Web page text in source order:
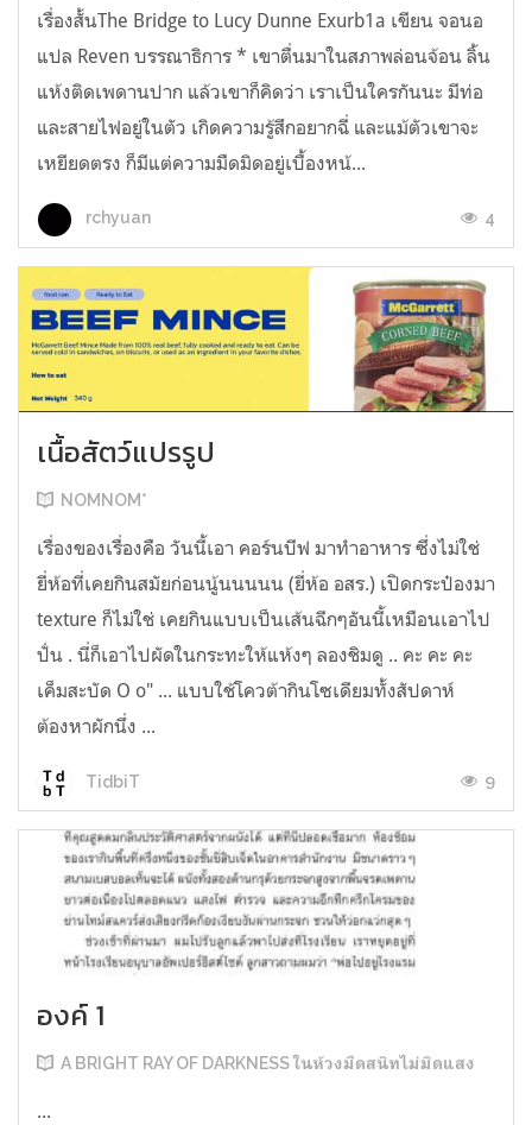
เรื่องสั้นThe Bridge to Lucy Dunne Exurb1a เขียน จอนอ
แปล Reven บรรณาธิการ * เขาตื่นมาในสภาพล่อนจ้อน ลิ้น
แห้งติดเพดานปาก แล้วเขาก็คิดว่า เราเป็นใครกันนะ มีท่อ
และสายไฟอยู่ในตัว เกิดความรู้สึกอยากฉี่ และแม้ตัวเขาจะ
เหยียดตรง ก็มีแต่ความมืดมิดอยู่เบื้องหน้...
rchyuan 4
เนื้อสัตว์แปรรูป
NOMNOM*
เรื่องของเรื่องคือ วันนี้เอา คอร์นบีฟ มาทำอาหาร ซึ่งไม่ใช่
ยี่ห้อที่เคยกินสมัยก่อนนู้นนนนน (ยี่ห้อ อสร.) เปิดกระป๋องมา
texture ก็ไม่ใช่ เคยกินแบบเป็นเส้นฉีกๆอันนี้เหมือนเอาไป
ปั่น . นี่ก็เอาไปผัดในกระทะให้แห้งๆ ลองชิมดู .. คะ คะ คะ
เค็มสะบัด O o" ... แบบใช้โควต้ากินโซเดียมทั้งสัปดาห์
ต้องหาผักนึ่ง ...
TidbiT 9
องค์ 1
A BRIGHT RAY OF DARKNESS ในห้วงมืดสนิทไม่มิดแสง
...